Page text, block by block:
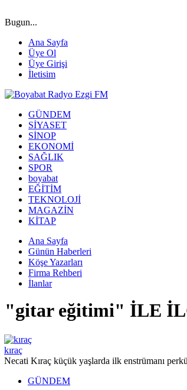
Bugun...
Ana Sayfa
Üye Ol
Üye Girişi
İletisim
GÜNDEM
SİYASET
SİNOP
EKONOMİ
SAĞLIK
SPOR
boyabat
EĞİTİM
TEKNOLOJİ
MAGAZİN
KİTAP
Ana Sayfa
Günün Haberleri
Köşe Yazarları
Firma Rehberi
İlanlar
"gitar eğitimi" İLE
kıraç
Necati Kıraç küçük yaşlarda ilk enstrümanı
GÜNDEM